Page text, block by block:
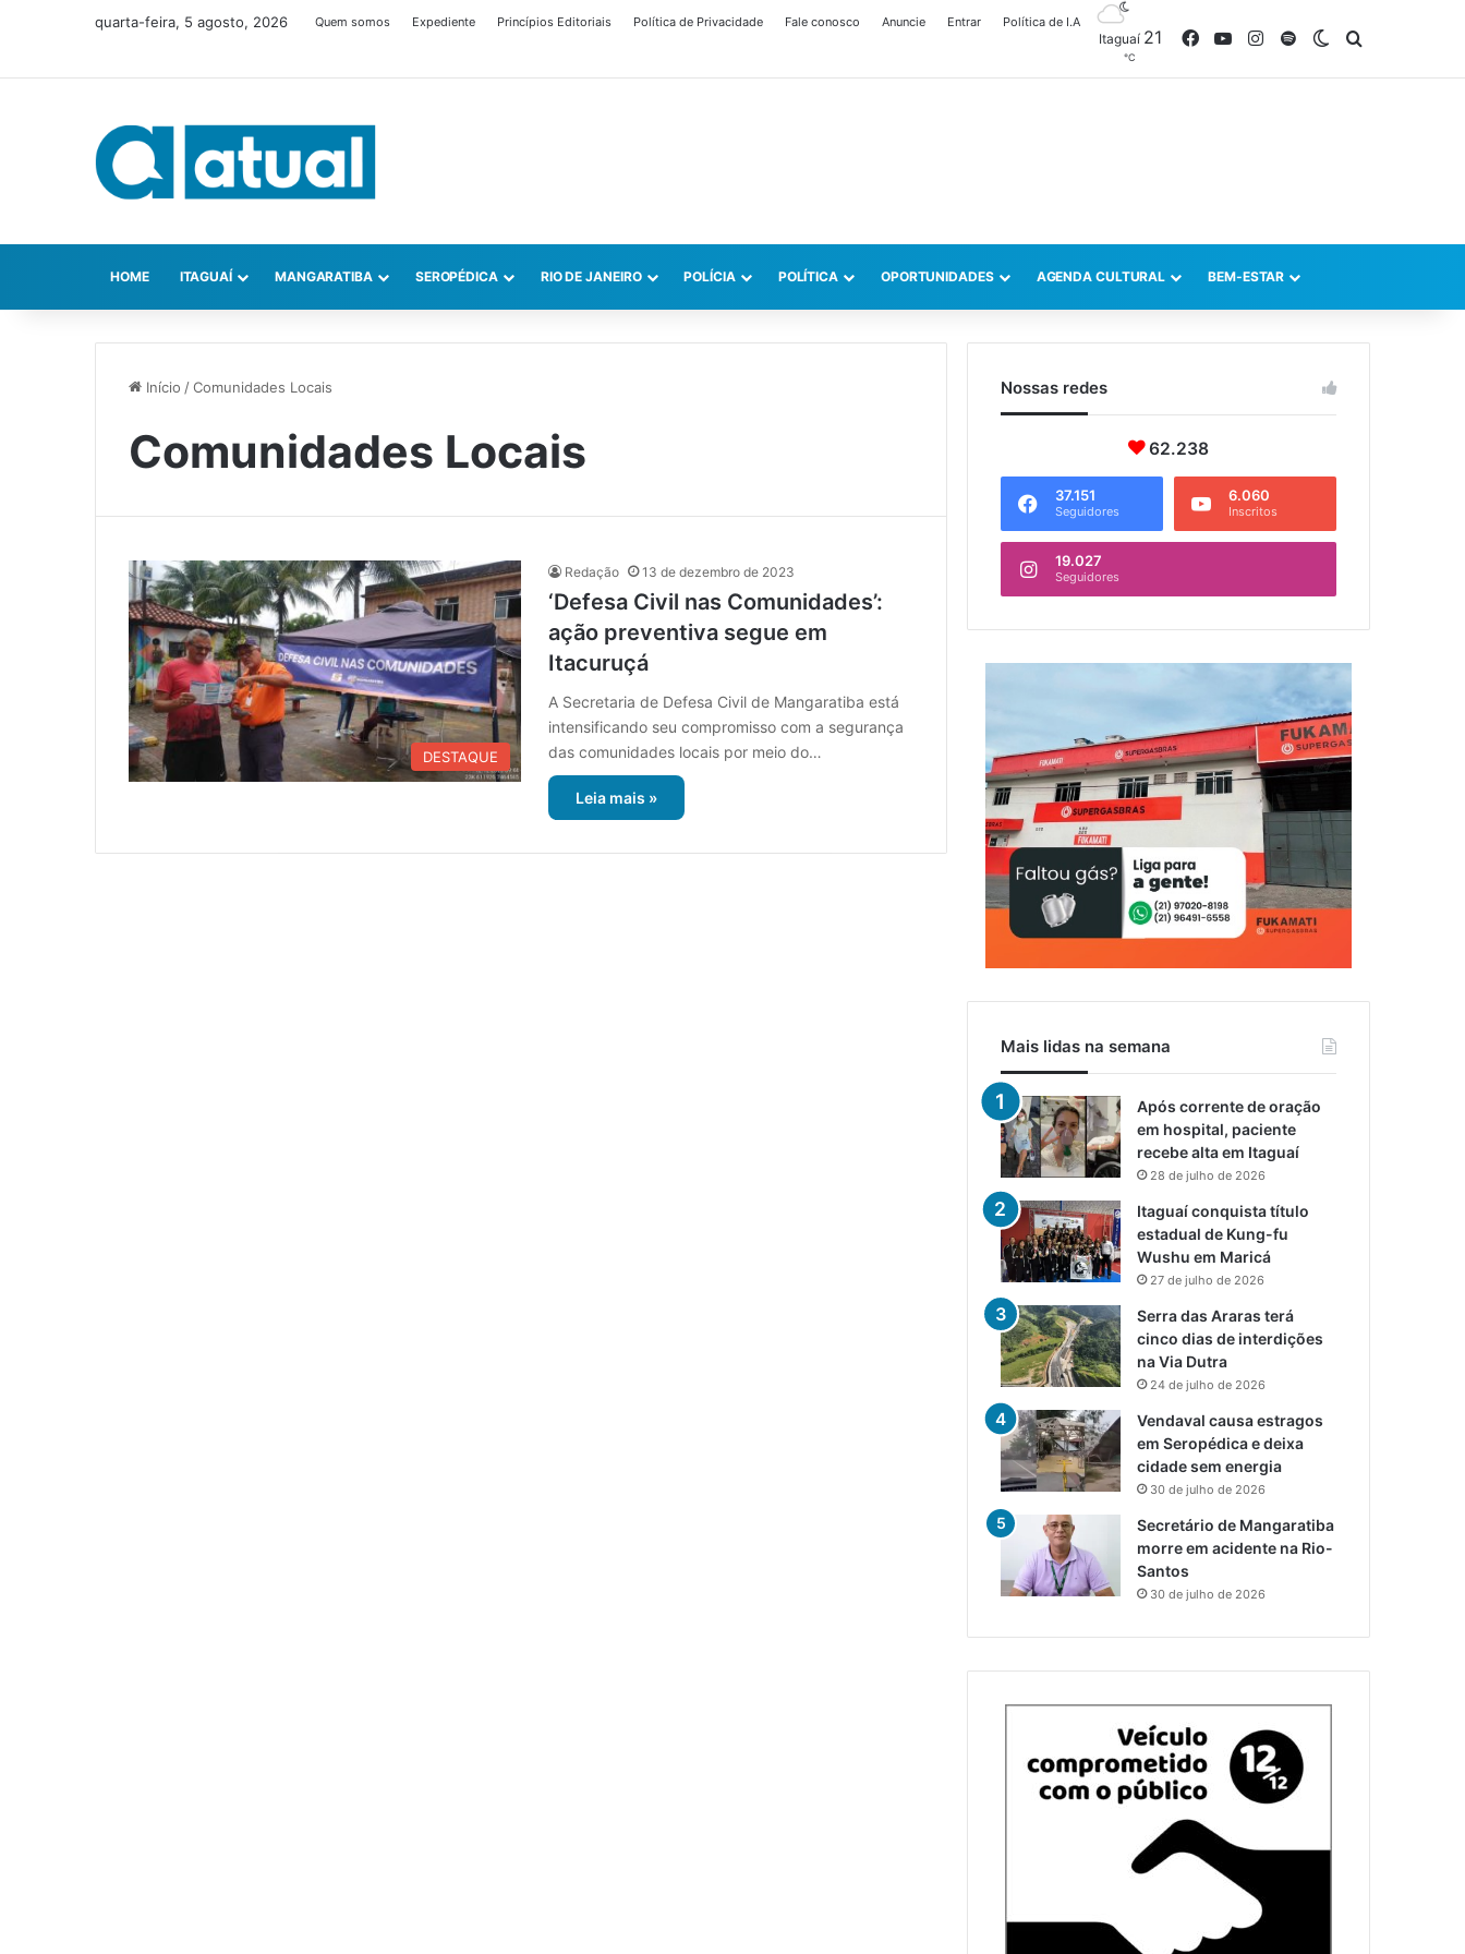
quarta-feira, 5 agosto, 2026 Quem somos Expediente Princípios Editoriais Política de Privacidade Fale conosco Anuncie Entrar Política de I.A
Itaguaí 21
℃
FacebookYouTubeInstagram
SpotifySwitch skin
HOME ITAGUAÍ MANGARATIBA SEROPÉDICA RIO DE JANEIRO POLÍCIA POLÍTICA OPORTUNIDADES AGENDA CULTURAL BEM-ESTAR
Início /Comunidades Locais
Comunidades Locais
DESTAQUE
Redação 13 de dezembro de 2023
‘Defesa Civil nas Comunidades’:
ação preventiva segue em
Itacuruçá
A Secretaria de Defesa Civil de Mangaratiba está
intensificando seu compromisso com a segurança
das comunidades locais por meio do…
Leia mais »
Nossas redes
62.238
37.151
Seguidores
6.060
Inscritos
19.027
Seguidores
Mais lidas na semana
Após corrente de oração
em hospital, paciente
recebe alta em Itaguaí
28 de julho de 2026
Itaguaí conquista título
estadual de Kung-fu
Wushu em Maricá
27 de julho de 2026
Serra das Araras terá
cinco dias de interdições
na Via Dutra
24 de julho de 2026
Vendaval causa estragos
em Seropédica e deixa
cidade sem energia
30 de julho de 2026
Secretário de Mangaratiba
morre em acidente na Rio-
Santos
30 de julho de 2026